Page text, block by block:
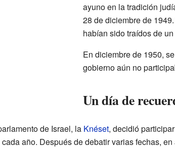
ayuno en la tradición
28 de diciembre de
habían sido traídos de
En diciembre de 1950,
gobierno aún no
Un día de
de Israel, la Knéset, decidió
año. Después de debatir varias fechas,